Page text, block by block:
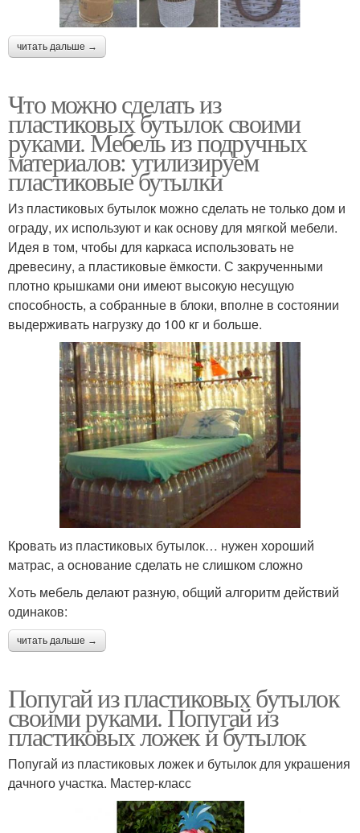
читать дальше →
Что можно сделать из
пластиковых бутылок своими
руками. Мебель из подручных
материалов: утилизируем
пластиковые бутылки
Из пластиковых бутылок можно сделать не только дом и
ограду, их используют и как основу для мягкой мебели.
Идея в том, чтобы для каркаса использовать не
древесину, а пластиковые ёмкости. С закрученными
плотно крышками они имеют высокую несущую
способность, а собранные в блоки, вполне в состоянии
выдерживать нагрузку до 100 кг и больше.
Кровать из пластиковых бутылок… нужен хороший
матрас, а основание сделать не слишком сложно
Хоть мебель делают разную, общий алгоритм действий
одинаков:
читать дальше →
Попугай из пластиковых бутылок
своими руками. Попугай из
пластиковых ложек и бутылок
Попугай из пластиковых ложек и бутылок для украшения
дачного участка. Мастер-класс